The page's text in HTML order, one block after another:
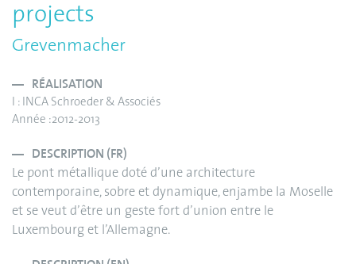
projects
Grevenmacher
RÉALISATION
I : INCA Schroeder & Associés
Année :2012-2013
DESCRIPTION (FR)
Le pont métallique doté d’une architecture
contemporaine, sobre et dynamique, enjambe la Moselle
et se veut d’être un geste fort d’union entre le
Luxembourg et l’Allemagne.